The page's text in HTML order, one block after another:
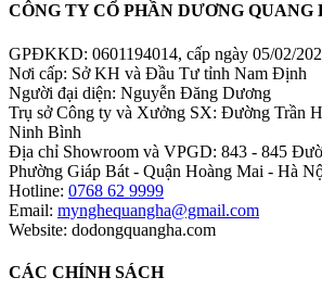
CÔNG TY CỔ PHẦN DƯƠNG QUANG
GPĐKKD: 0601194014, cấp ngày 05/02/
Nơi cấp: Sở KH và Đầu Tư tỉnh Nam Định
Người đại diện: Nguyễn Đăng Dương
Trụ sở Công ty và Xưởng SX: Đường Trần
Ninh Bình
Địa chỉ Showroom và VPGD: 843 - 845
Phường Giáp Bát - Quận Hoàng Mai - Hà
Hotline: 0768 62 9999
Email: mynghequangha@gmail.com
Website: dodongquangha.com
CÁC CHÍNH SÁCH